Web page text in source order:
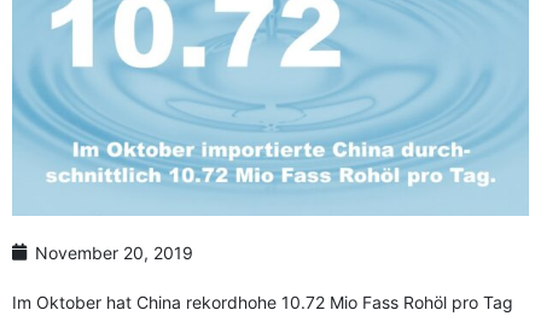
November 20, 2019
Im Oktober hat China rekordhohe 10.72 Mio Fass Rohöl pro Tag